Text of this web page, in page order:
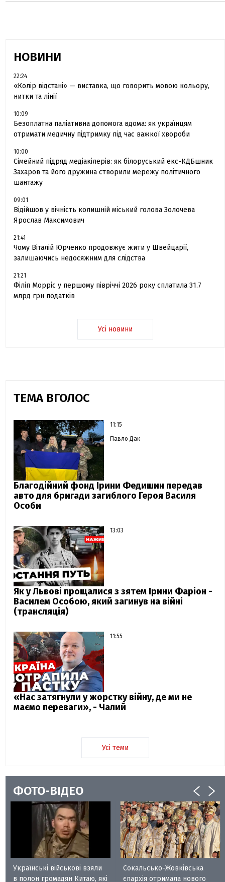
НОВИНИ
22:24
«Колір відстані» — виставка, що говорить мовою кольору,
нитки та лінії
10:09
Безоплатна паліативна допомога вдома: як українцям
отримати медичну підтримку під час важкої хвороби
10:00
Сімейний підряд медіакілерів: як білоруський екс-КДБшник
Захаров та його дружина створили мережу політичного
шантажу
09:01
Відійшов у вічність колишній міський голова Золочева
Ярослав Максимович
21:41
Чому Віталій Юрченко продовжує жити у Швейцарії,
залишаючись недосяжним для слідства
21:21
Філіп Морріс у першому півріччі 2026 року сплатила 31.7
млрд грн податків
Усі новини
ТЕМА ВГОЛОС
11:15
Павло Дак
Благодійний фонд Ірини Федишин передав
авто для бригади загиблого Героя Василя
Особи
13:03
Як у Львові прощалися з зятем Ірини Фаріон -
Василем Особою, який загинув на війні
(трансляція)
11:55
«Нас затягнули у жорстку війну, де ми не
маємо переваги», - Чалий
Усі теми
ФОТО-ВІДЕО
Українські військові взяли
в полон громадян Китаю, які
Сокальсько-Жовківська
єпархія отримала нового